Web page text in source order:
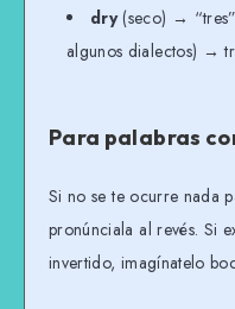
dry(seco) →
algunos dialectos) →
Para palabras
Si no se te ocurre nada
pronúnciala al revés. Si
invertido, imagínatelo